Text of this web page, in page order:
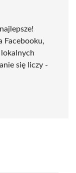
Facebooku,
się liczy -